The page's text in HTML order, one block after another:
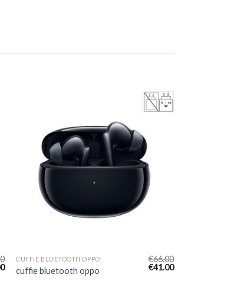
CUFFIE BLUETOOTH OPPO
cuffie bluetooth oppo
€66.00
€41.00